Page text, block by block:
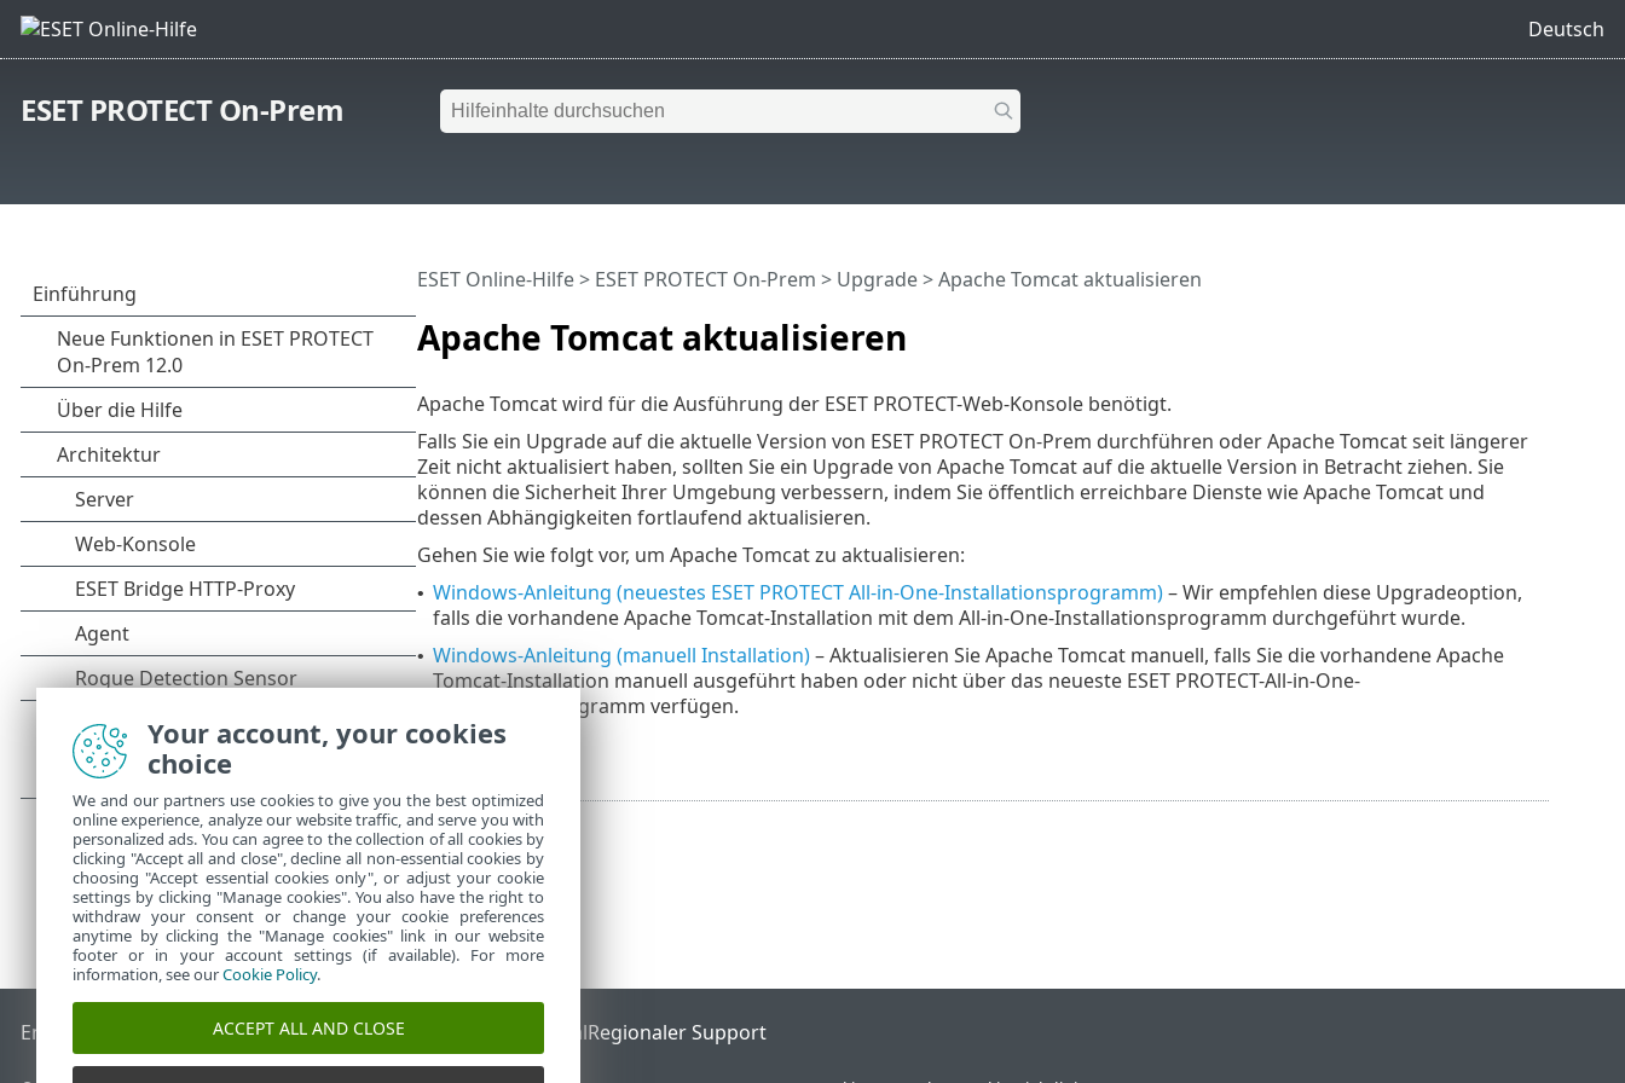
Deutsch
ESET PROTECT On-Prem
Apache Tomcat aktualisieren
ESET Online-Hilfe> ESET PROTECT On-Prem > Upgrade> Apache Tomcat aktualisieren
Apache Tomcat wird für die Ausführung der ESET PROTECT-Web-Konsole benötigt.
Falls Sie ein Upgrade auf die aktuelle Version von ESET PROTECT On-Prem durchführen oder Apache Tomcat seit längerer
Zeit nicht aktualisiert haben, sollten Sie ein Upgrade von Apache Tomcat auf die aktuelle Version in Betracht ziehen. Sie
können die Sicherheit Ihrer Umgebung verbessern, indem Sie öffentlich erreichbare Dienste wie Apache Tomcat und
dessen Abhängigkeiten fortlaufend aktualisieren.
Gehen Sie wie folgt vor, um Apache Tomcat zu aktualisieren:
• Windows-Anleitung (neuestes ESET PROTECT All-in-One-Installationsprogramm)– Wir empfehlen diese Upgradeoption,
falls die vorhandene Apache Tomcat-Installation mit dem All-in-One-Installationsprogramm durchgeführt wurde.
• Windows-Anleitung (manuell Installation)– Aktualisieren Sie Apache Tomcat manuell, falls Sie die vorhandene Apache
Tomcat-Installation manuell ausgeführt haben oder nicht über das neueste ESET PROTECT-All-in-One-
Installationsprogramm verfügen.
• Linux-Anleitung
End of Life ESET KnowledgebaseESET-Forum ESET Status PortalRegionaler Support
Your account, your cookies
choice
We and our partners use cookies to give you the best optimized
online experience, analyze our website traffic, and serve you with
personalized ads. You can agree to the collection of all cookies by
clicking "Accept all and close", decline all non-essential cookies by
choosing "Accept essential cookies only", or adjust your cookie
settings by clicking "Manage cookies". You also have the right to
withdraw your consent or change your cookie preferences
anytime by clicking the "Manage cookies" link in our website
footer or in your account settings (if available). For more
information, see ourCookie Policy.
ACCEPT ALL AND CLOSE